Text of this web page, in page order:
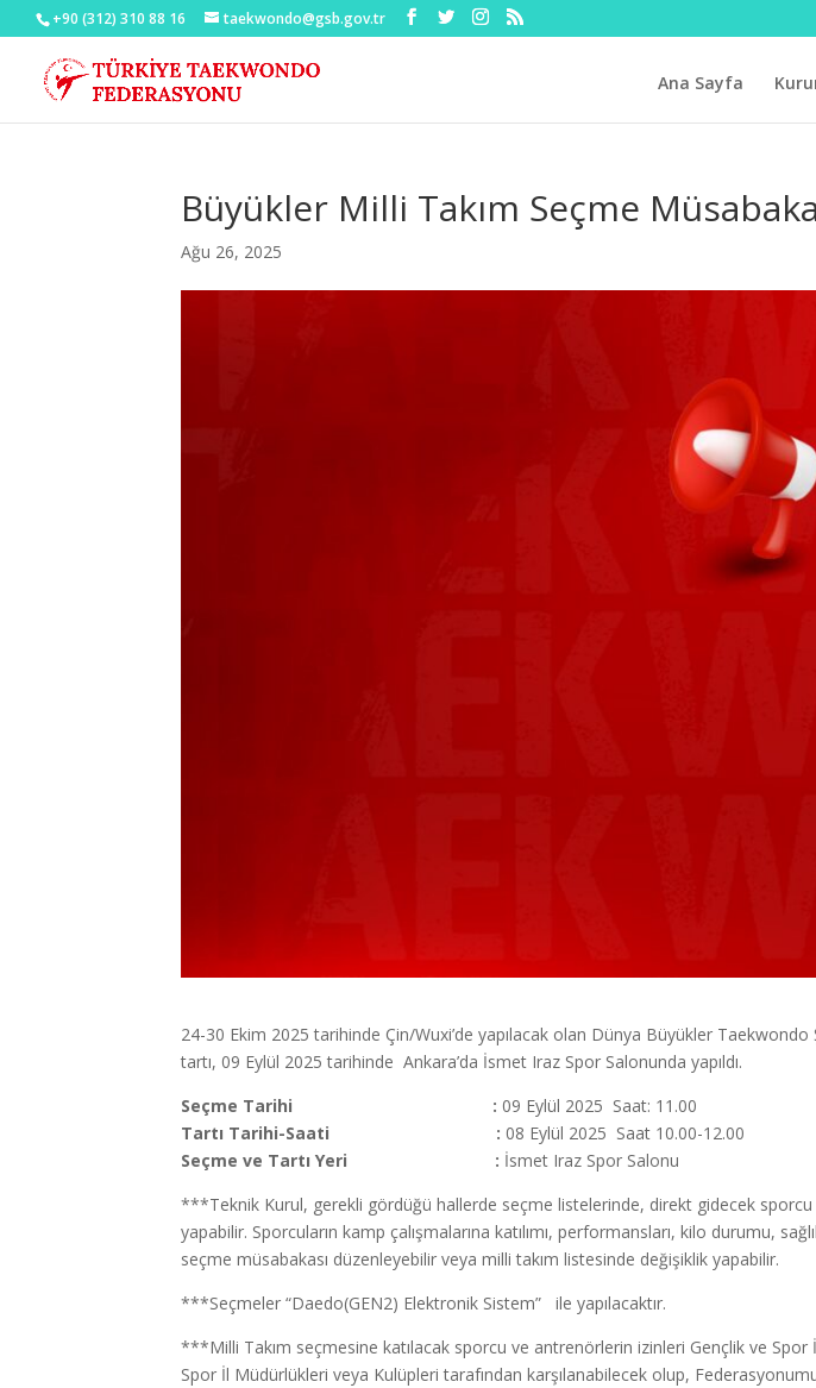
+90 (312) 310 88 16 taekwondo@gsb.gov.tr
Ana Sayfa
Büyükler Milli Takım Seçme
Ağu 26, 2025
24-30 Ekim 2025 tarihinde Çin/Wuxi’de yapılacak olan Dünya Büyükler
tartı, 09 Eylül 2025 tarihinde Ankara’da İsmet Iraz Spor Salonunda yapıldı.
Seçme Tarihi : 09 Eylül 2025 Saat: 11.00
Tartı Tarihi-Saati : 08 Eylül 2025 Saat 10.00-12.00
Seçme ve Tartı Yeri : İsmet Iraz Spor Salonu
***Teknik Kurul, gerekli gördüğü hallerde seçme listelerinde, direkt gidecek sporcu
yapabilir. Sporcuların kamp çalışmalarına katılımı, performansları, kilo durumu,
seçme müsabakası düzenleyebilir veya milli takım listesinde değişiklik yapabilir.
***Seçmeler “Daedo(GEN2) Elektronik Sistem” ile yapılacaktır.
***Milli Takım seçmesine katılacak sporcu ve antrenörlerin izinleri Gençlik ve Spor
Spor İl Müdürlükleri veya Kulüpleri tarafından karşılanabilecek olup,